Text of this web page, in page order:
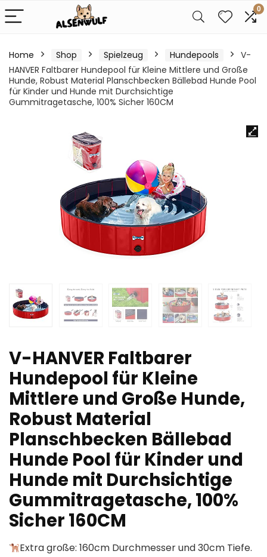
0
Home Shop Spielzeug Hundepools
V-
HANVER Faltbarer Hundepool für Kleine Mittlere und Große
Hunde, Robust Material Planschbecken Bällebad Hunde Pool
für Kinder und Hunde mit Durchsichtige
Gummitragetasche, 100% Sicher 160CM
V-HANVER Faltbarer
Hundepool für Kleine
Mittlere und Große Hunde,
Robust Material
Planschbecken Bällebad
Hunde Pool für Kinder und
Hunde mit Durchsichtige
Gummitragetasche, 100%
Sicher 160CM
Extra große: 160cm Durchmesser und 30cm Tiefe.